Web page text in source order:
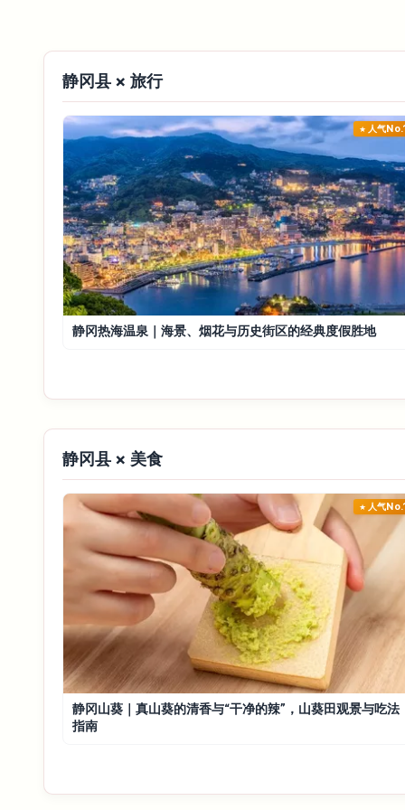
静冈县 × 旅行
人气
静冈热海温泉｜海景、烟花与历史街区的经典度假胜地
静冈县 × 美食
人气
静冈山葵｜真山葵的清香与“干净的辣”，山葵田观景与吃法
指南